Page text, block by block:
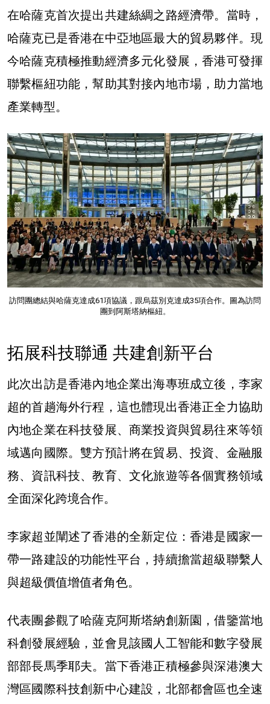
在哈薩克首次提出共建絲綢之路經濟帶。當時，
哈薩克已是香港在中亞地區最大的貿易夥伴。現
今哈薩克積極推動經濟多元化發展，香港可發揮
聯繫樞紐功能，幫助其對接內地市場，助力當地
產業轉型。
訪問團總結與哈薩克達成61項協議，跟烏茲別克達成35項合作。圖為訪問
團到阿斯塔納樞紐 。
拓展科技聯通 共建創新平台
此次出訪是香港內地企業出海專班成立後，李家
超的首趟海外行程，這也體現出香港正全力協助
內地企業在科技發展、商業投資與貿易往來等領
域邁向國際。雙方預計將在貿易、投資、金融服
務、資訊科技、教育、文化旅遊等各個實務領域
全面深化跨境合作。
李家超並闡述了香港的全新定位：香港是國家一
帶一路建設的功能性平台，持續擔當超級聯繫人
與超級價值增值者角色。
代表團參觀了哈薩克阿斯塔納創新園，借鑒當地
科創發展經驗，並會見該國人工智能和數字發展
部部長馬季耶夫。當下香港正積極參與深港澳大
灣區國際科技創新中心建設，北部都會區也全速